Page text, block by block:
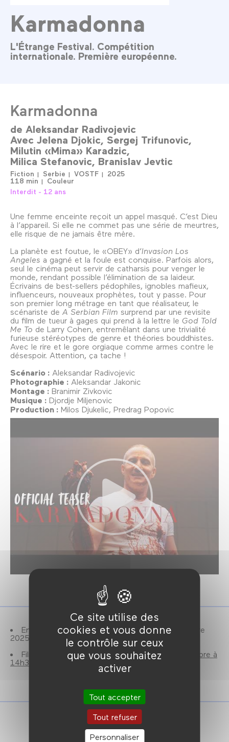
Ce site utilise des
cookies et vous donne
le contrôle sur ceux
que vous souhaitez
activer
Tout accepter
Tout refuser
Personnaliser
Karmadonna
L'Étrange Festival. Compétition
internationale. Première européenne.
Karmadonna
de Aleksandar Radivojevic
Avec Jelena Djokic Sergej Trifunovic
Milutin «Mima» Karadzic
Milica Stefanovic Branislav Jevtic
Fiction Serbie VOSTF
2025
118 min
Couleur
Interdit - 12 ans
Une femme enceinte reçoit un appel masqué. C’est Dieu
à l’appareil. Si elle ne commet pas une série de meurtres,
elle risque de ne jamais être mère.
La planète est foutue, le «OBEY» d’Invasion Los
Angeles a gagné et la foule est conquise. Parfois alors,
seul le cinéma peut servir de catharsis pour venger le
monde, rendant possible l’élimination de sa laideur.
Écrivains de best-sellers pédophiles, ignobles mafieux,
influenceurs, nouveaux prophètes, tout y passe. Pour
son premier long métrage en tant que réalisateur, le
scénariste de A Serbian Film surprend par une revisite
du film de tueur à gages qui prend à la lettre le God Told
Me To de Larry Cohen, entremêlant dans une trivialité
furieuse stéréotypes de genre et théories bouddhistes.
Avec le rire et le gore orgiaque comme armes contre le
désespoir. Attention, ça tache !
Scénario : Aleksandar Radivojevic
Photographie : Aleksandar Jakonic
Montage : Branimir Zivkovic
Musique : Djordje Miljenovic
Production : Milos Djukelic, Predrag Popovic
En compétition pour le Grand Prix Nouveau Genre
2025.
Film également programmé lesamedi 13 septembre à
14h30